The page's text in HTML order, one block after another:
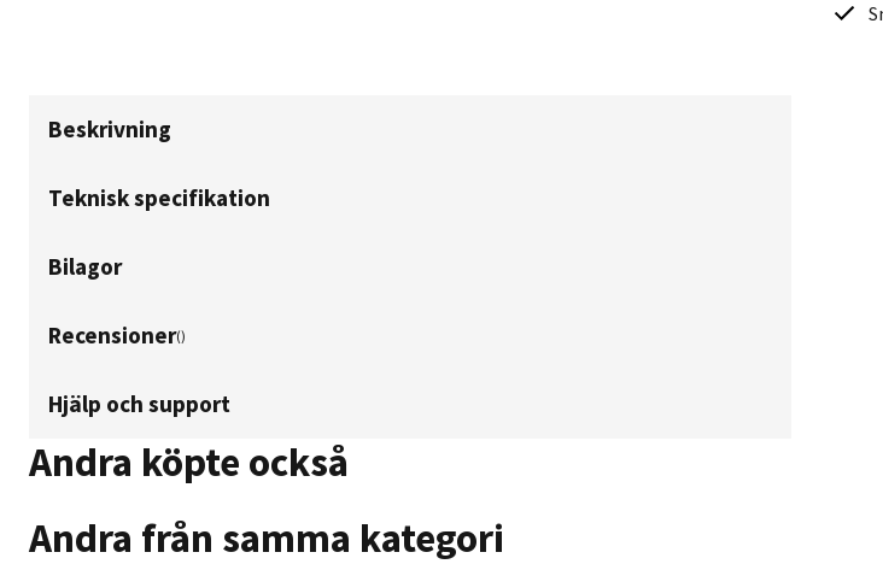
Beskrivning
Teknisk specifikation
Bilagor
Recensioner()
Hjälp och support
Andra köpte också
Andra från samma kategori